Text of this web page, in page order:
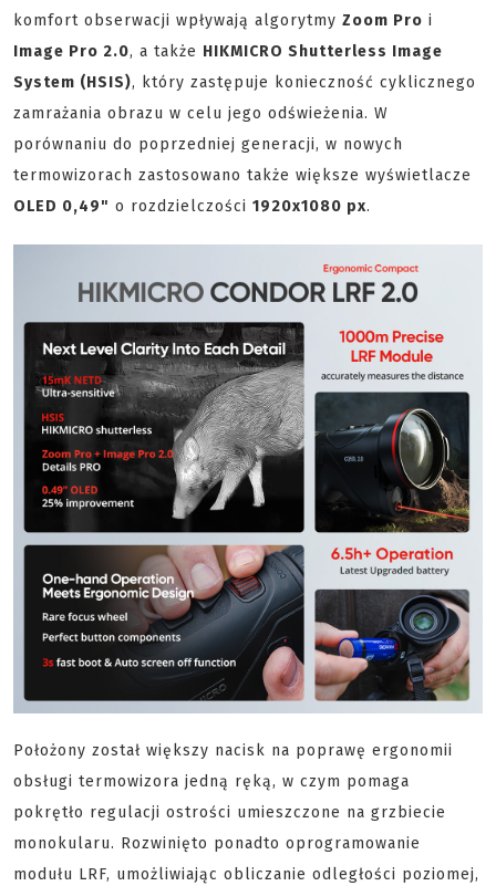
komfort obserwacji wpływają algorytmy Zoom Pro i
Image Pro 2.0, a także HIKMICRO Shutterless Image
System (HSIS), który zastępuje konieczność cyklicznego
zamrażania obrazu w celu jego odświeżenia. W
porównaniu do poprzedniej generacji, w nowych
termowizorach zastosowano także większe wyświetlacze
OLED 0,49" o rozdzielczości 1920x1080 px.
Położony został większy nacisk na poprawę ergonomii
obsługi termowizora jedną ręką, w czym pomaga
pokrętło regulacji ostrości umieszczone na grzbiecie
monokularu. Rozwinięto ponadto oprogramowanie
modułu LRF, umożliwiając obliczanie odległości poziomej,